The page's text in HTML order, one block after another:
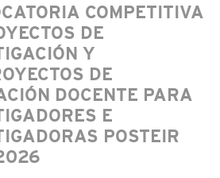
COMPETITIVA
DE
Y
DE
DOCENTE PARA
E
POSTEIR